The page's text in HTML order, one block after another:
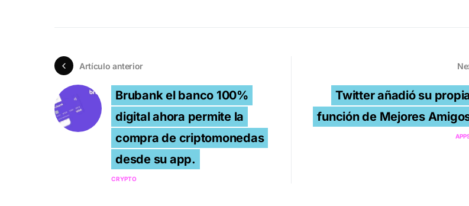
Artículo anterior
Brubank el banco 100%
digital ahora permite la
compra de criptomonedas
desde su app.
CRYPTO
Twitter añadió su
función de Mejores